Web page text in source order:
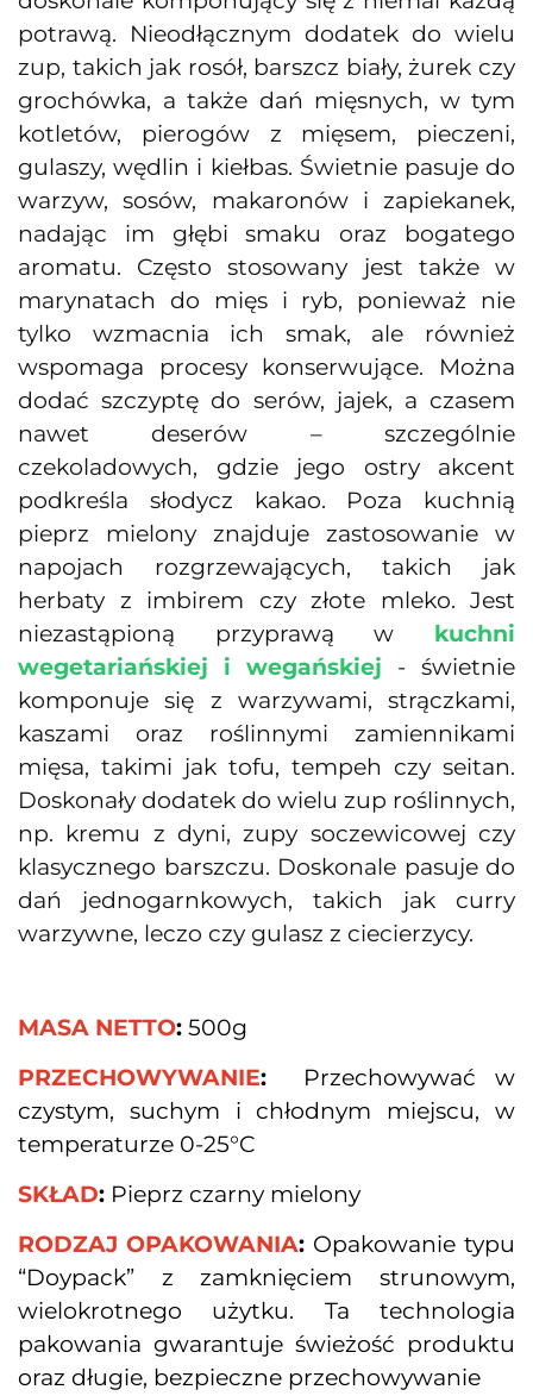
potrawą. Nieodłącznym dodatek do wielu
zup, takich jak rosół, barszcz biały, żurek czy
grochówka, a także dań mięsnych, w tym
kotletów, pierogów z mięsem, pieczeni,
gulaszy, wędlin i kiełbas. Świetnie pasuje do
warzyw, sosów, makaronów i zapiekanek,
nadając im głębi smaku oraz bogatego
aromatu. Często stosowany jest także w
marynatach do mięs i ryb, ponieważ nie
tylko wzmacnia ich smak, ale również
wspomaga procesy konserwujące. Można
dodać szczyptę do serów, jajek, a czasem
nawet deserów – szczególnie
czekoladowych, gdzie jego ostry akcent
podkreśla słodycz kakao. Poza kuchnią
pieprz mielony znajduje zastosowanie w
napojach rozgrzewających, takich jak
herbaty z imbirem czy złote mleko. Jest
niezastąpioną przyprawą w kuchni
wegetariańskiej i wegańskiej - świetnie
komponuje się z warzywami, strączkami,
kaszami oraz roślinnymi zamiennikami
mięsa, takimi jak tofu, tempeh czy seitan.
Doskonały dodatek do wielu zup roślinnych,
np. kremu z dyni, zupy soczewicowej czy
klasycznego barszczu. Doskonale pasuje do
dań jednogarnkowych, takich jak curry
warzywne, leczo czy gulasz z ciecierzycy.
MASA NETTO: 500g
PRZECHOWYWANIE: Przechowywać w
czystym, suchym i chłodnym miejscu, w
temperaturze 0-25°C
SKŁAD: Pieprz czarny mielony
RODZAJ OPAKOWANIA: Opakowanie typu
“Doypack” z zamknięciem strunowym,
wielokrotnego użytku. Ta technologia
pakowania gwarantuje świeżość produktu
oraz długie, bezpieczne przechowywanie